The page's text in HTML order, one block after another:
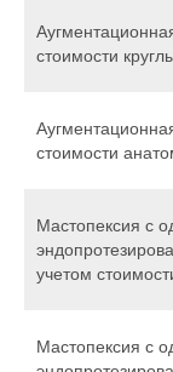
стоимости
стоимости
Мастопексия с
учетом
Мастопексия с